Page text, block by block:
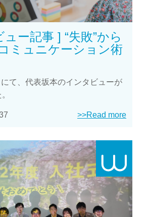
ー記事 ] “失敗”から
ミュニケーション術
にて、代表坂本のインタビューが
>>Read more